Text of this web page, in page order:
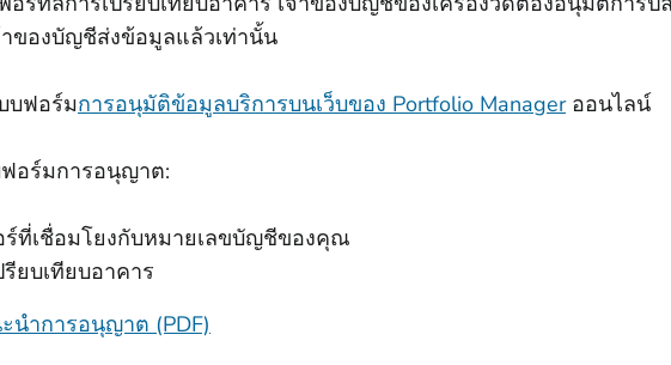
ของบัญชีส่งข้อมูลแล้วเท่านั้น
บฟอร์มการอนุมัติข้อมูลบริการบนเว็บของ Portfolio Managerออนไลน์
อร์มการอนุญาต:
ที่เชื่อมโยงกับหมายเลขบัญชีของคุณ
ยบเทียบอาคาร
นําการอนุญาต (PDF)